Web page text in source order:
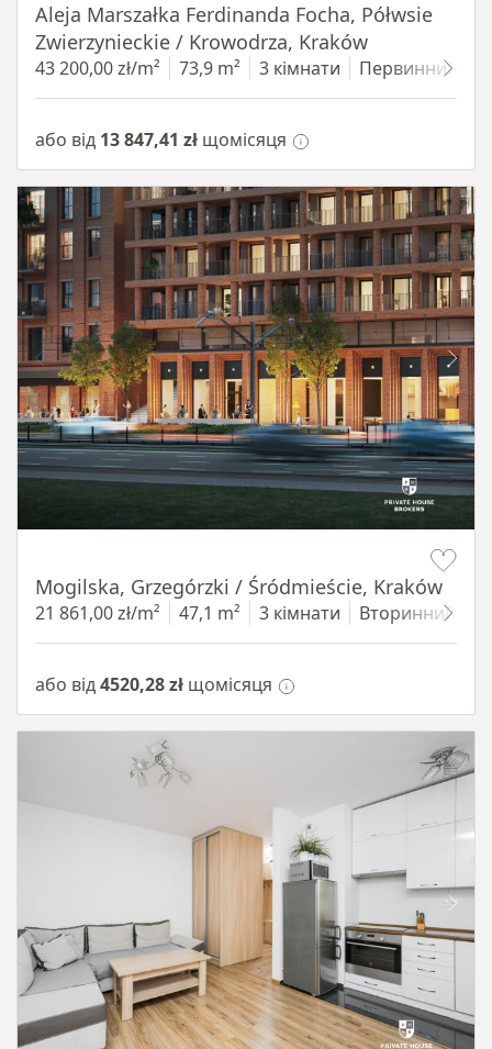
Aleja Marszałka Ferdinanda Focha, Półwsie
Zwierzynieckie / Krowodrza, Kraków
43 200,00 zł/m² 73,9 m² 3 кімнати Первинний
або від 13 847,41 zł щомісяця
Mogilska, Grzegórzki / Śródmieście, Kraków
21 861,00 zł/m² 47,1 m² 3 кімнати Вторинний
або від4520,28 zł щомісяця